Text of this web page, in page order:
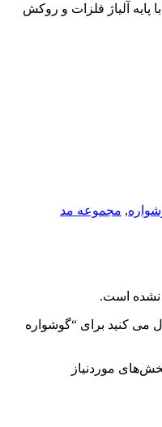
پایه آلیاژ فلزات و روکش
, مجموعه مد
نشده است.
می کنید برای “گوشواره
موردنیاز